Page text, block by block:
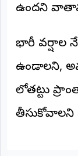
2026
NTODAY
NEWS
పక్షం
ఉందని
భారీ వర్షాల
ఉండాలని,
లోతట్టు
తీసుకోవాలని